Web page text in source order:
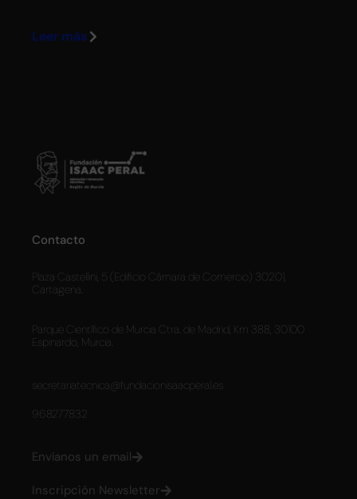
Leer más
Contacto
Plaza Castellini, 5 (Edificio Cámara de Comercio) 30201,
Cartagena.
Parque Científico de Murcia Ctra. de Madrid, Km 388, 30100
Espinardo, Murcia.
secretariatecnica@fundacionisaacperal.es
968277832
Envíanos un email
Inscripción Newsletter